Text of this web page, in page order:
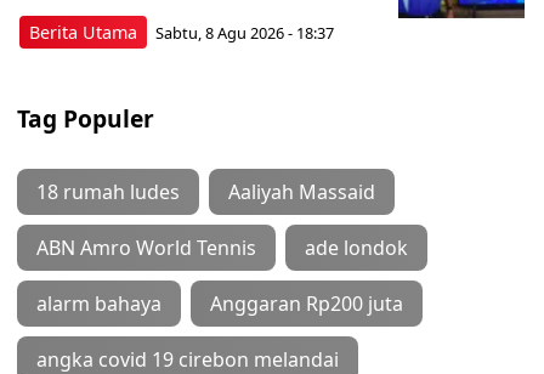
Berita Utama Sabtu, 8 Agu 2026 - 18:37
Tag Populer
18 rumah ludes Aaliyah Massaid
ABN Amro World Tennis ade londok
alarm bahaya Anggaran Rp200 juta
angka covid 19 cirebon melandai